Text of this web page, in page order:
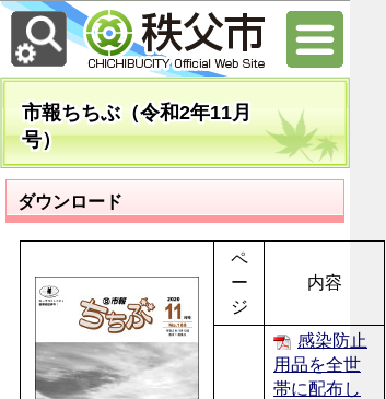
市報ちちぶ（令和2年11月
号）
ダウンロード
ペ
ー
ジ
内容
感染防止
用品を全世
帯に配布し